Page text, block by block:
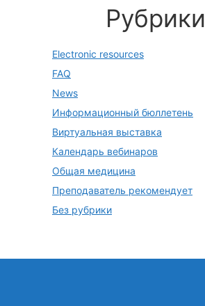
Рубрики
Electronic resources
FAQ
News
Информационный бюллетень
Виртуальная выставка
Календарь вебинаров
Общая медицина
Преподаватель рекомендует
Без рубрики